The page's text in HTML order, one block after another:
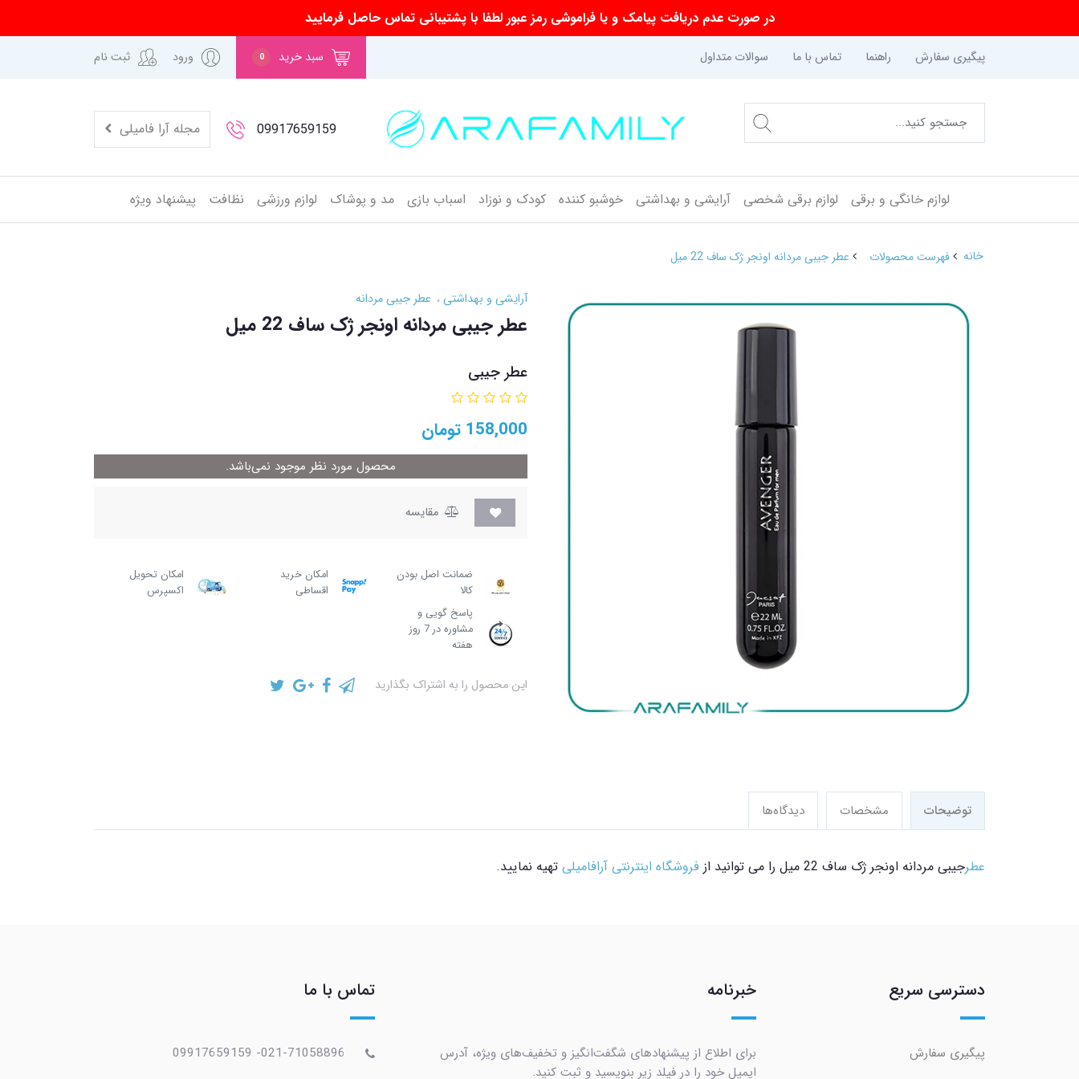
در صورت عدم دریافت پیامک و یا فراموشی رمز عبور لطفا با پشتیبانی تماس حاصل فرمایید
پیگیری سفارش راهنما تماس با ما سوالات متداول سبد خرید 0 ورود ثبت نام
09917659159 مجله آرا فامیلی
لوازم خانگی و برقی لوازم برقی شخصی آرایشی و بهداشتی خوشبو کننده کودک و نوزاد اسباب بازی مد و پوشاک لوازم ورزشی نظافت پیشنهاد ویژه
خانه فهرست محصولات عطر جیبی مردانه اونجر ژک ساف 22 میل
آرایشی و بهداشتی عطر جیبی مردانه
عطر جیبی مردانه اونجر ژک ساف 22 میل
عطر جیبی
158,000 تومان
محصول مورد نظر موجود نمی‌باشد.
مقایسه
ضمانت اصل بودن
کالا
امکان خرید
اقساطی
امکان تحویل
اکسپرس
پاسخ گویی و
مشاوره در 7 روز
هفته
این محصول را به اشتراک بگذارید
توضیحات مشخصات دیدگاه‌ها
عطرجیبی مردانه اونجر ژک ساف 22 میل را می توانید از فروشگاه اینترنتی آرافامیلی تهیه نمایید.
دسترسی سریع
پیگیری سفارش
خبرنامه
برای اطلاع از پیشنهادهای شگفت‌انگیز و تخفیف‌های ویژه، آدرس
ایمیل خود را در فیلد زیر بنویسید و ثبت کنید.
تماس با ما